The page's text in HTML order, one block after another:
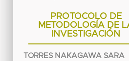
PROTOCOLO DE
METODOLOGÍA DE
INVESTIGACIÓN
TORRES NAKAGAWA SARA